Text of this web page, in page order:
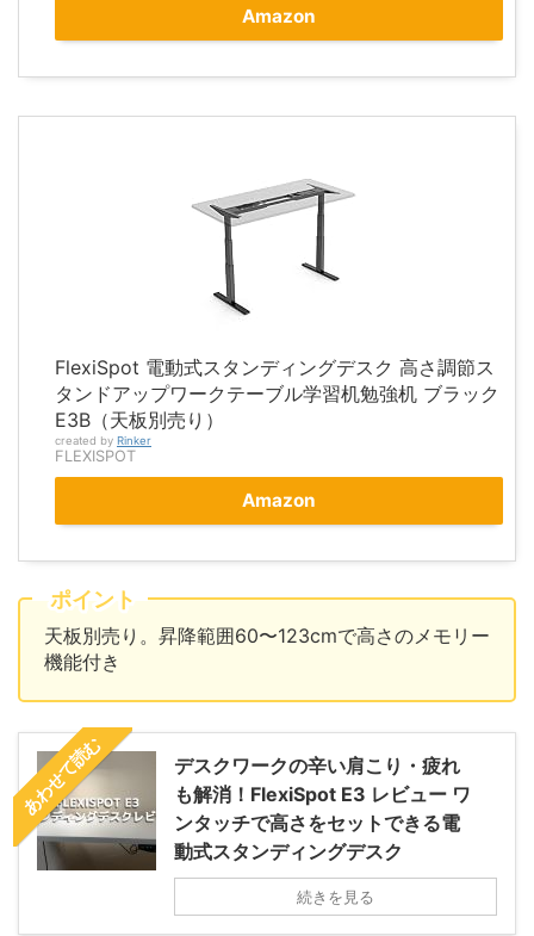
Amazon
FlexiSpot 電動式スタンディングデスク 高さ調節ス
タンドアップワークテーブル学習机勉強机 ブラック
E3B（天板別売り）
created by Rinker
FLEXISPOT
Amazon
ポイント
天板別売り。昇降範囲60〜123cmで高さのメモリー
機能付き
あわせて読む
デスクワークの辛い肩こり・疲れ
も解消！FlexiSpot E3 レビュー ワ
ンタッチで高さをセットできる電
動式スタンディングデスク
続きを見る